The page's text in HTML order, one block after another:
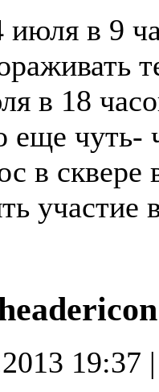
в 9
в 18
еще чуть-
в
19:37 |